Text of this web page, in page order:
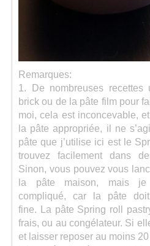
Remarques:
1. De nombreuses
brick ou de la pâte film pour
moi, cela est inconcevable,
la pâte appropriée, il ne
pâte que j’utilise ici est le
trouvez facilement dans
Sinon, vous pouvez vous
la pâte maison, mais je
compliqué, car la pâte
fine. La pâte Spring roll
frais, ou au congélateur. Si
et laisser reposer au moins